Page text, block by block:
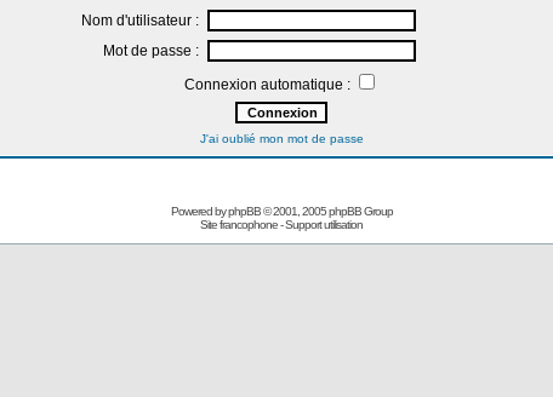
Nom d'utilisateur :
Mot de passe :
Connexion automatique :
J'ai oublié mon mot de passe
Powered byphpBB© 2001, 2005 phpBB Group
Site francophone-Support utilisation